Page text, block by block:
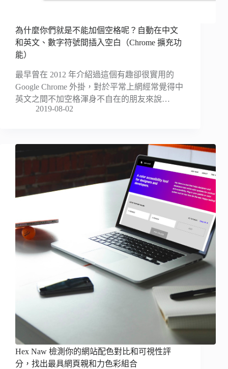
為什麼你們就是不能加個空格呢？自動在中文
和英文、數字符號間插入空白（Chrome 擴充功
能）
最早曾在 2012 年介紹過這個有趣卻很實用的
Google Chrome 外掛，對於平常上網經常覺得中
英文之間不加空格渾身不自在的朋友來說…
2019-08-02
Hex Naw 檢測你的網站配色對比和可視性評
分，找出最具網頁親和力色彩組合